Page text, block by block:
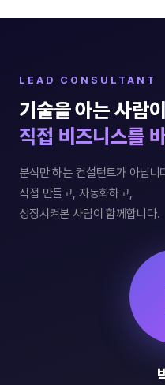
LEAD CONSULTANT
기술을 아는 사람이
직접 비즈니스를
분석만 하는 컨설턴트가 아닙니
직접 만들고, 자동화하고,
성장시켜본 사람이 함께합니다.